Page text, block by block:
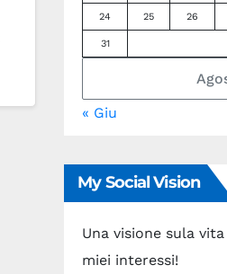
24 25 26
31
« Giu
My Social Vision
Una visione sula
miei interessi!